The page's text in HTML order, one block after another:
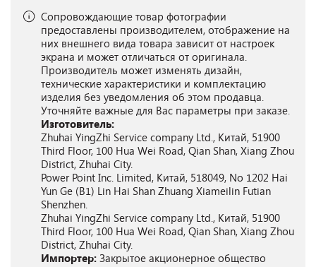
Сопровождающие товар фотографии
предоставлены производителем, отображение на
них внешнего вида товара зависит от настроек
экрана и может отличаться от оригинала.
Производитель может изменять дизайн,
технические характеристики и комплектацию
изделия без уведомления об этом продавца.
Уточняйте важные для Вас параметры при заказе.
Изготовитель:
Zhuhai YingZhi Service company Ltd., Китай, 51900
Third Floor, 100 Hua Wei Road, Qian Shan, Xiang Zhou
District, Zhuhai City.
Power Point Inc. Limited, Китай, 518049, No 1202 Hai
Yun Ge (B1) Lin Hai Shan Zhuang Xiameilin Futian
Shenzhen.
Zhuhai YingZhi Service company Ltd., Китай, 51900
Third Floor, 100 Hua Wei Road, Qian Shan, Xiang Zhou
District, Zhuhai City.
Импортер: Закрытое акционерное общество